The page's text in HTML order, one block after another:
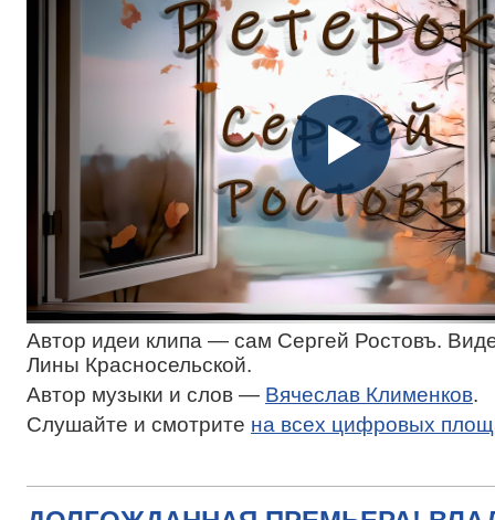
Автор идеи клипа — сам Сергей Ростовъ.
Лины Красносельской.
Автор музыки и слов — Вячеслав Клименков.
Слушайте и смотрите на всех цифровых